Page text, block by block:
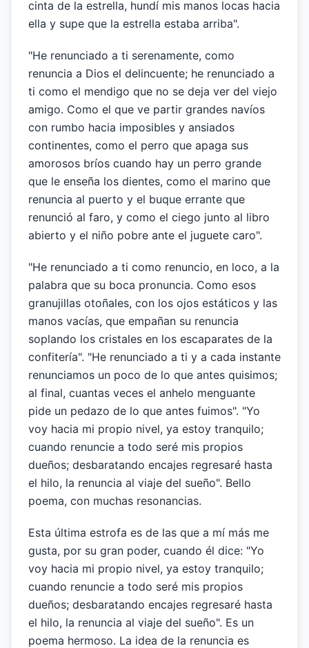
cinta de la estrella, hundí mis manos locas hacia
ella y supe que la estrella estaba arriba".
"He renunciado a ti serenamente, como
renuncia a Dios el delincuente; he renunciado a
ti como el mendigo que no se deja ver del viejo
amigo. Como el que ve partir grandes navíos
con rumbo hacia imposibles y ansiados
continentes, como el perro que apaga sus
amorosos bríos cuando hay un perro grande
que le enseña los dientes, como el marino que
renuncia al puerto y el buque errante que
renunció al faro, y como el ciego junto al libro
abierto y el niño pobre ante el juguete caro".
"He renunciado a ti como renuncio, en loco, a la
palabra que su boca pronuncia. Como esos
granujillas otoñales, con los ojos estáticos y las
manos vacías, que empañan su renuncia
soplando los cristales en los escaparates de la
confitería". "He renunciado a ti y a cada instante
renunciamos un poco de lo que antes quisimos;
al final, cuantas veces el anhelo menguante
pide un pedazo de lo que antes fuimos". "Yo
voy hacia mi propio nivel, ya estoy tranquilo;
cuando renuncie a todo seré mis propios
dueños; desbaratando encajes regresaré hasta
el hilo, la renuncia al viaje del sueño". Bello
poema, con muchas resonancias.
Esta última estrofa es de las que a mí más me
gusta, por su gran poder, cuando él dice: "Yo
voy hacia mi propio nivel, ya estoy tranquilo;
cuando renuncie a todo seré mis propios
dueños; desbaratando encajes regresaré hasta
el hilo, la renuncia al viaje del sueño". Es un
poema hermoso. La idea de la renuncia es